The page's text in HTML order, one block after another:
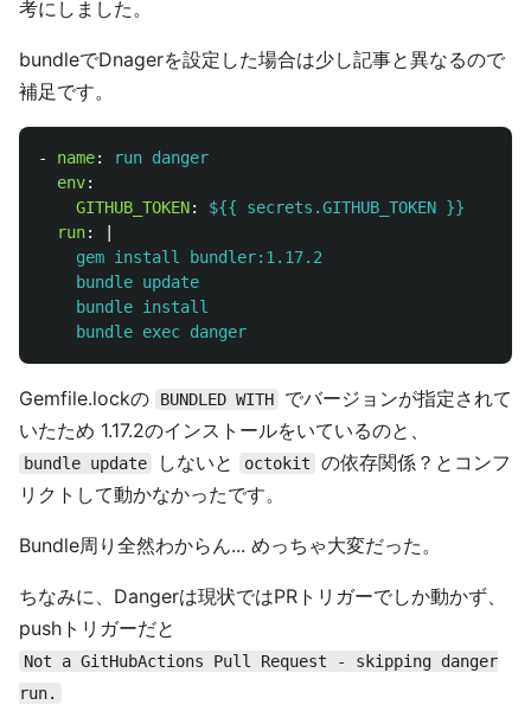
考にしました。
bundleでDnagerを設定した場合は少し記事と異なるので
補足です。
- name:
run danger
env:
GITHUB_TOKEN:
${{ secrets.GITHUB_TOKEN }}
run:
gem install bundler:1.17.2
bundle update
bundle install
bundle exec danger
Gemfile.lockの BUNDLED WITH
でバージョンが指定されて
いたため 1.17.2のインストールをいているのと、
bundle update しないと octokit
の依存関係？とコンフ
リクトして動かなかったです。
Bundle周り全然わからん... めっちゃ大変だった。
ちなみに、Dangerは現状ではPRトリガーでしか動かず、
pushトリガーだと
Not a GitHubActions Pull Request - skipping danger
run.